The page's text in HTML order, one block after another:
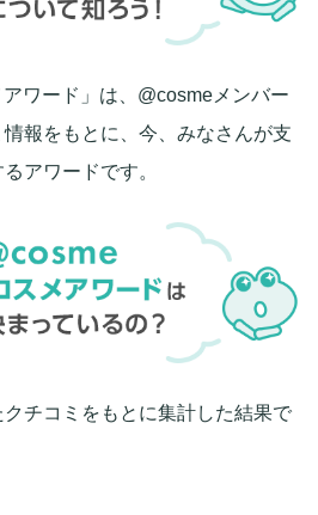
アワード」は、@cosmeメンバー
報をもとに、今、みなさんが支
アワードです。
チコミをもとに集計した結果で